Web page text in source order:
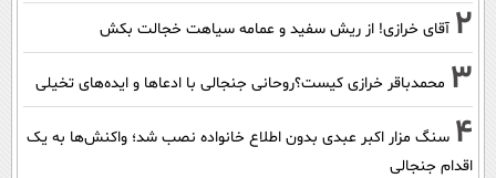
2 آقای خرازی! از ریش سفید و عمامه سیاهت خجالت بکش
3 محمدباقر خرازی کیست؟روحانی جنجالی با ادعاها و ایده‌های تخیلی
4 سنگ مزار اکبر عبدی بدون اطلاع خانواده نصب شد؛ واکنش‌ها به یک
اقدام جنجالی